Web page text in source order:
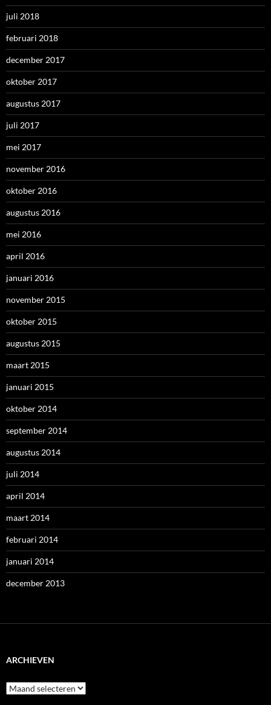
juli 2018
februari 2018
december 2017
oktober 2017
augustus 2017
juli 2017
mei 2017
november 2016
oktober 2016
augustus 2016
mei 2016
april 2016
januari 2016
november 2015
oktober 2015
augustus 2015
maart 2015
januari 2015
oktober 2014
september 2014
augustus 2014
juli 2014
april 2014
maart 2014
februari 2014
januari 2014
december 2013
ARCHIEVEN
Archieven